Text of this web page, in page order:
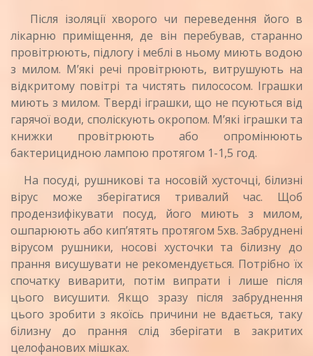
Після ізоляції хворого чи переведення його в
лікарню приміщення, де він перебував, старанно
провітрюють, підлогу і меблі в ньому миють водою
з милом. М’які речі провітрюють, витрушують на
відкритому повітрі та чистять пилососом. Іграшки
миють з милом. Тверді іграшки, що не псуються від
гарячої води, споліскують окропом. М’які іграшки та
книжки провітрюють або опромінюють
бактерицидною лампою протягом 1-1,5 год.
На посуді, рушникові та носовій хусточці, білизні
вірус може зберігатися тривалий час. Щоб
продензифікувати посуд, його миють з милом,
ошпарюють або кип’ятять протягом 5хв. Забруднені
вірусом рушники, носові хусточки та білизну до
прання висушувати не рекомендується. Потрібно їх
спочатку виварити, потім випрати і лише після
цього висушити. Якщо зразу після забруднення
цього зробити з якоїсь причини не вдається, таку
білизну до прання слід зберігати в закритих
целофанових мішках.